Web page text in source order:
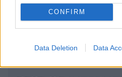
CONFIRM
Data Deletion Data